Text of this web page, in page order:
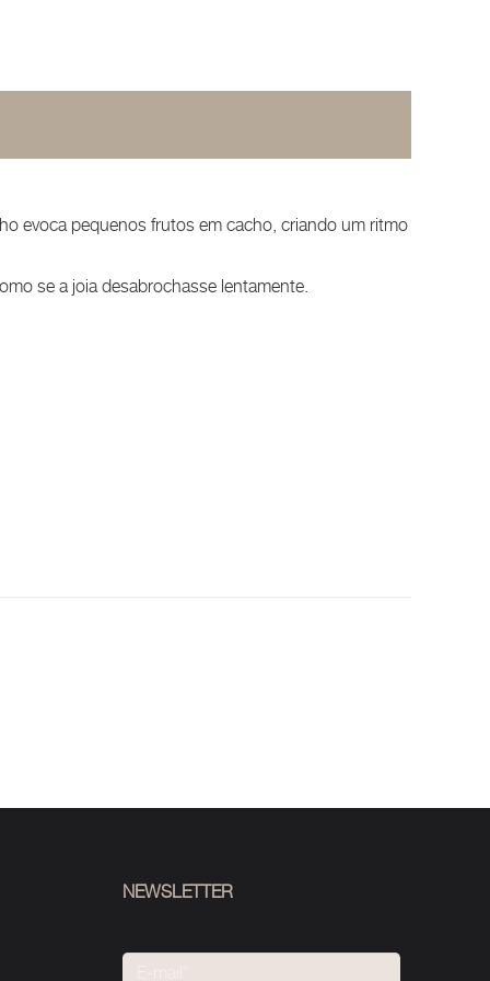
evoca pequenos frutos em cacho, criando um ritmo
se a joia desabrochasse lentamente.
NEWSLETTER